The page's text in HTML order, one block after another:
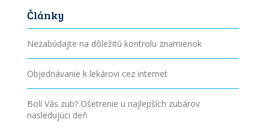
Články
Nezabúdajte na dôležitú kontrolu znamienok
Objednávanie k lekárovi cez internet
Bolí Vás zub? Ošetrenie u najlepších zubárov
nasledujúci deň